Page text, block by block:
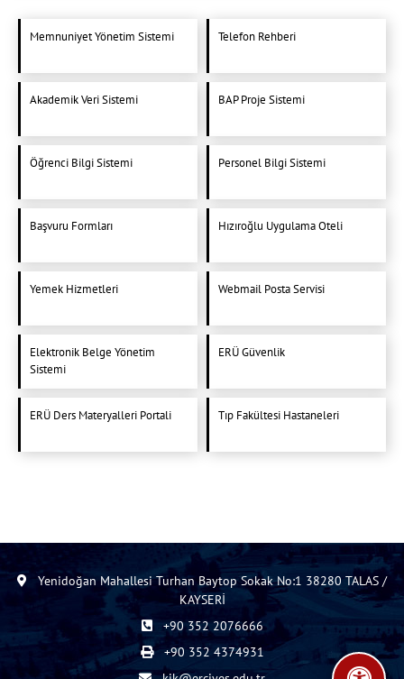
Memnuniyet Yönetim Sistemi Telefon Rehberi
Akademik Veri Sistemi BAP Proje Sistemi
Öğrenci Bilgi Sistemi Personel Bilgi Sistemi
Başvuru Formları Hızıroğlu Uygulama Oteli
Yemek Hizmetleri Webmail Posta Servisi
Elektronik Belge Yönetim
Sistemi
ERÜ Güvenlik
ERÜ Ders Materyalleri Portali Tıp Fakültesi Hastaneleri
Yenidoğan Mahallesi Turhan Baytop Sokak No:1 38280 TALAS /
KAYSERİ
+90 352 2076666
+90 352 4374931